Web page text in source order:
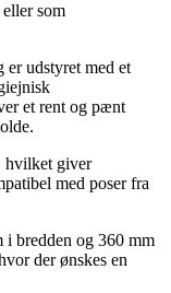
som
er udstyret med et
et rent og pænt
hvilket giver
med poser fra
bredden og 360 mm
der ønskes en